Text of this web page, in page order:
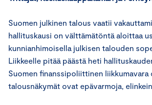
Suomen julkinen talous vaatii
hallituskausi on välttämätöntä aloittaa
kunnianhimoisella julkisen talouden
Liikkeelle pitää päästä heti
Suomen finanssipoliittinen liikkumavara
talousnäkymät ovat epävarmoja,